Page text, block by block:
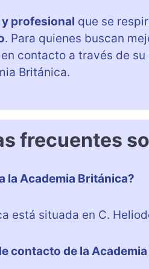
profesional que se
. Para quienes buscan
contacto a través de
Británica.
frecuentes
la Academia Británica?
está situada en C.
contacto de la